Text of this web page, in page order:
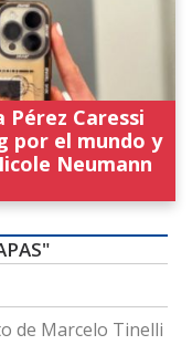
Pérez Caressi
por el mundo y
Neumann
de Marcelo Tinelli